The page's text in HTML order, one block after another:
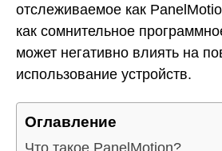
отслеживаемое как
как сомнительное
может негативно влиять на
использование устройств.
Оглавление